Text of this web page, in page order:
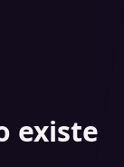
existe